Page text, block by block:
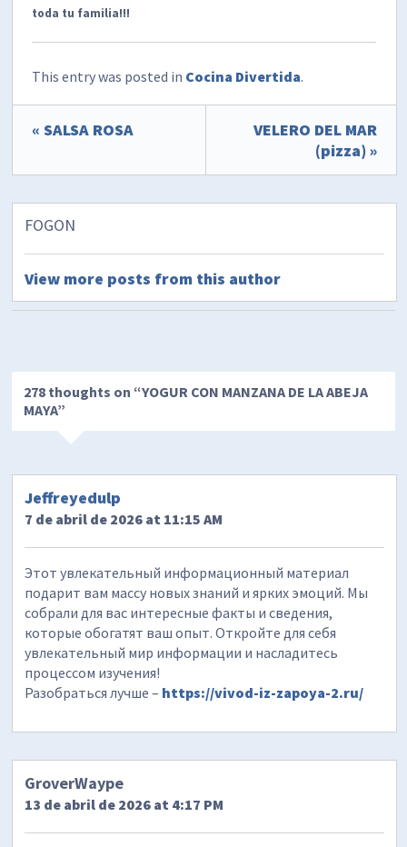
toda tu familia!!!
This entry was posted in Cocina Divertida.
« SALSA ROSA
VELERO DEL MAR
(pizza) »
FOGON
View more posts from this author
278 thoughts on “YOGUR CON MANZANA DE LA ABEJA
MAYA”
Jeffreyedulp
7 de abril de 2026 at 11:15 AM
Этот увлекательный информационный материал
подарит вам массу новых знаний и ярких эмоций. Мы
собрали для вас интересные факты и сведения,
которые обогатят ваш опыт. Откройте для себя
увлекательный мир информации и насладитесь
процессом изучения!
Разобраться лучше – https://vivod-iz-zapoya-2.ru/
GroverWaype
13 de abril de 2026 at 4:17 PM